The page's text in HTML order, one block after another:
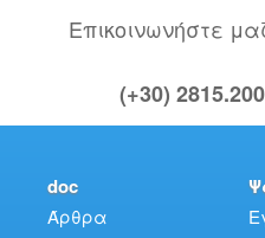
Επικοινωνήστε
(+30)
doc
Άρθρα